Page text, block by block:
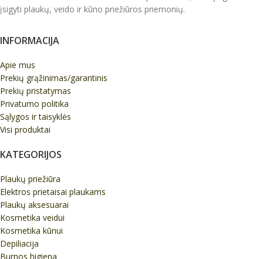
įsigyti plaukų, veido ir kūno priežiūros priemonių.
INFORMACIJA
Apie mus
Prekių grąžinimas/garantinis
Prekių pristatymas
Privatumo politika
Sąlygos ir taisyklės
Visi produktai
KATEGORIJOS
Plaukų priežiūra
Elektros prietaisai plaukams
Plaukų aksesuarai
Kosmetika veidui
Kosmetika kūnui
Depiliacija
Burnos higiena